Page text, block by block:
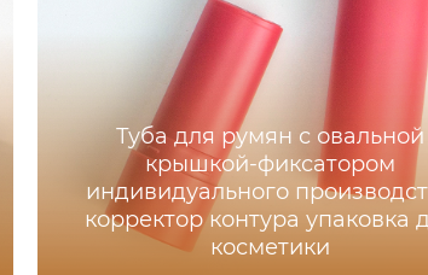
Туба для румян с овальной
крышкой-фиксатором
индивидуального
корректор контура упаковка
косметики